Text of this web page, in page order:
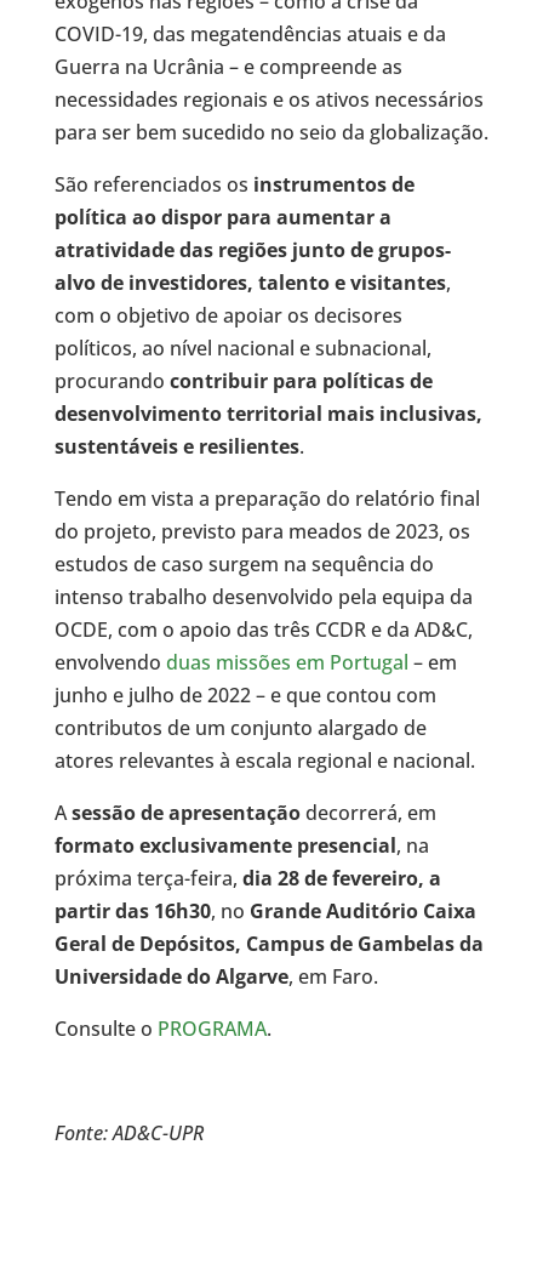
COVID-19, das megatendências atuais e da
Guerra na Ucrânia – e compreende as
necessidades regionais e os ativos necessários
para ser bem sucedido no seio da globalização.
São referenciados os instrumentos de
política ao dispor para aumentar a
atratividade das regiões junto de grupos-
alvo de investidores, talento e visitantes,
com o objetivo de apoiar os decisores
políticos, ao nível nacional e subnacional,
procurando contribuir para políticas de
desenvolvimento territorial mais inclusivas,
sustentáveis e resilientes.
Tendo em vista a preparação do relatório final
do projeto, previsto para meados de 2023, os
estudos de caso surgem na sequência do
intenso trabalho desenvolvido pela equipa da
OCDE, com o apoio das três CCDR e da AD&C,
envolvendo duas missões em Portugal – em
junho e julho de 2022 – e que contou com
contributos de um conjunto alargado de
atores relevantes à escala regional e nacional.
Asessão de apresentaçãodecorrerá, em
formato exclusivamente presencial, na
próxima terça-feira, dia 28 de fevereiro, a
partir das 16h30, no Grande Auditório Caixa
Geral de Depósitos, Campus de Gambelas da
Universidade do Algarve, em Faro.
Consulte o PROGRAMA.
Fonte: AD&C-UPR